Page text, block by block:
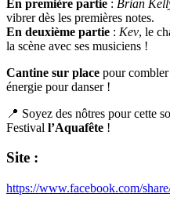
En première partie : Brian
vibrer dès les premières notes.
En deuxième partie : Kev, le
la scène avec ses musiciens !
Cantine sur place pour
énergie pour danser !
📍 Soyez des nôtres pour cette
Festival l’Aquafête !
Site :
https://www.facebook.com/